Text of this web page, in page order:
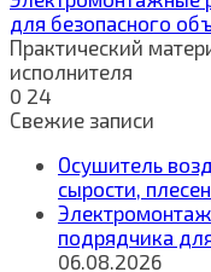
для безопасного
Практический
исполнителя
0 24
Свежие записи
Осушитель
сырости,
подрядчика
06.08.2026